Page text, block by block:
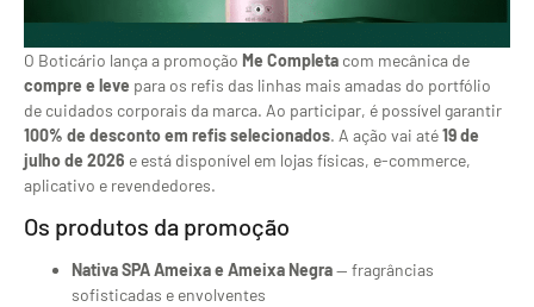
O Boticário lança a promoção Me Completa com mecânica de
compre e leve para os refis das linhas mais amadas do portfólio
de cuidados corporais da marca. Ao participar, é possível garantir
100% de desconto em refis selecionados. A ação vai até19 de
julho de 2026 e está disponível em lojas físicas, e-commerce,
aplicativo e revendedores.
Os produtos da promoção
Nativa SPA Ameixa e Ameixa Negra— fragrâncias
sofisticadas e envolventes